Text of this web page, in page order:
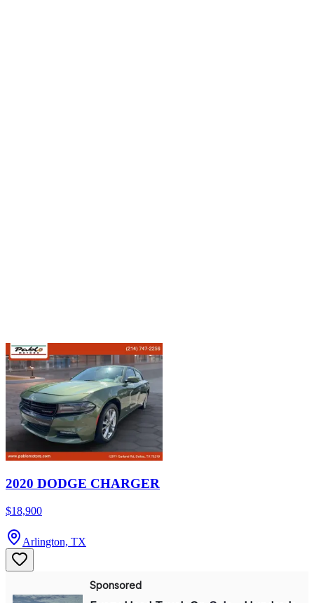
2020 DODGE CHARGER
$18,900
Arlington, TX